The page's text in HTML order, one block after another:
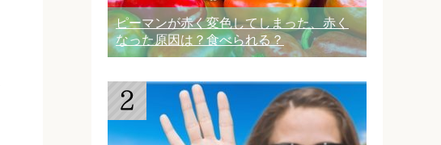
ピーマンが赤く変色してしまった、赤く
なった原因は？食べられる？